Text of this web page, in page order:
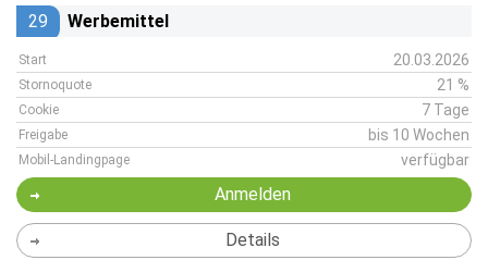
29 Werbemittel
Start 20.03.2026
Stornoquote 21 %
Cookie 7 Tage
Freigabe bis 10 Wochen
Mobil-Landingpage verfügbar
Anmelden
Details